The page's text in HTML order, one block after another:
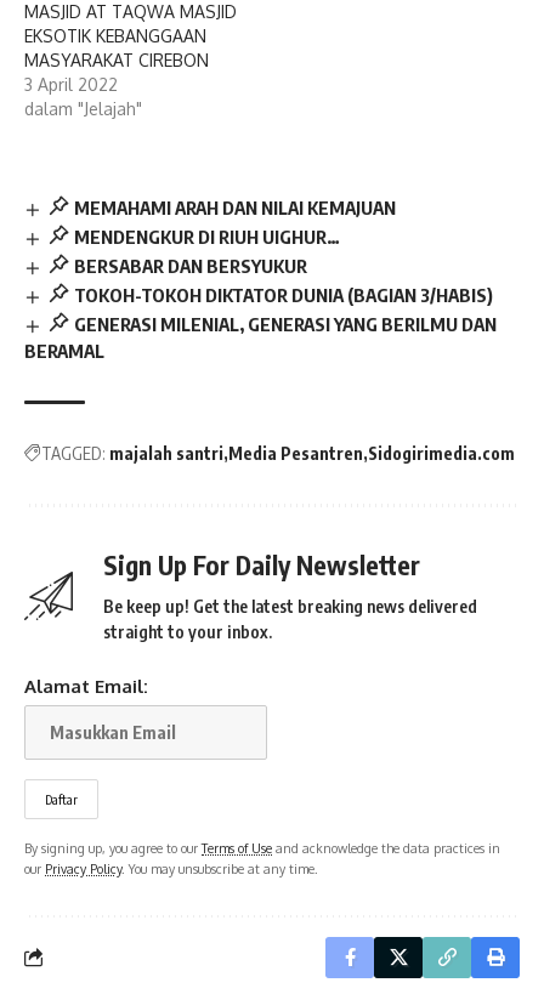
MASJID AT TAQWA MASJID
EKSOTIK KEBANGGAAN
MASYARAKAT CIREBON
3 April 2022
dalam "Jelajah"
MEMAHAMI ARAH DAN NILAI KEMAJUAN
MENDENGKUR DI RIUH UIGHUR…
BERSABAR DAN BERSYUKUR
TOKOH-TOKOH DIKTATOR DUNIA (BAGIAN 3/HABIS)
GENERASI MILENIAL, GENERASI YANG BERILMU DAN
BERAMAL
TAGGED: majalah santri Media Pesantren Sidogirimedia.com
Sign Up For Daily Newsletter
Be keep up! Get the latest breaking news delivered
straight to your inbox.
Alamat Email:
By signing up, you agree to ourTerms of Use and acknowledge the data practices in
our Privacy Policy. You may unsubscribe at any time.